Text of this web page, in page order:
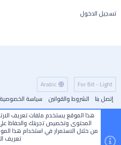
تسجيل الدخول
For Bit - Light
إتصل بنا الشروط والقوانين سياسة الخصوصية
هذا الموقع يستخدم ملفات تعريف
المحتوى وتخصيص تجربتك والحفاظ
من خلال الاستمرار في استخدام هذا
تعريف